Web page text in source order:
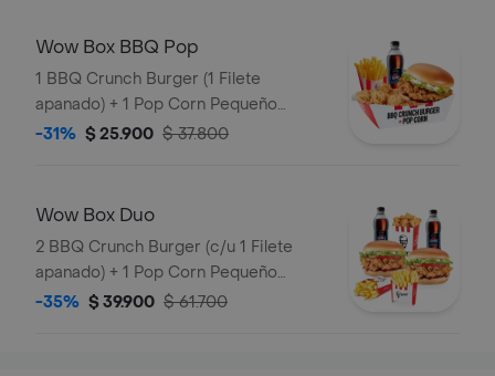
Wow Box BBQ Pop
1 BBQ Crunch Burger (1 Filete
apanado) + 1 Pop Corn Pequeño
(Trocitos de pechuga pollo apanados)
-31% $ 25.900 $ 37.800
Wow Box Duo
2 BBQ Crunch Burger (c/u 1 Filete
apanado) + 1 Pop Corn Pequeño
(Trocitos de pechuga apanados) + 2
-35% $ 39.900 $ 61.700